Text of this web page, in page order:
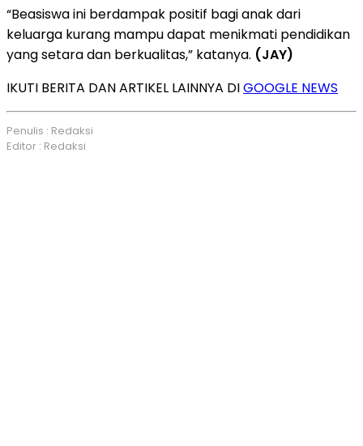
“Beasiswa ini berdampak positif bagi anak dari
keluarga kurang mampu dapat menikmati pendidikan
yang setara dan berkualitas,” katanya. (JAY)
IKUTI BERITA DAN ARTIKEL LAINNYA DIGOOGLE NEWS
Penulis : Redaksi
Editor : Redaksi